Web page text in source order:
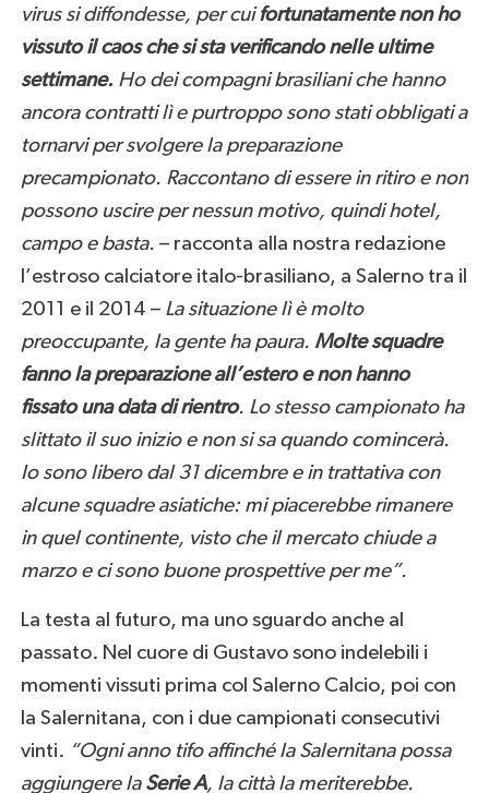
virus si diffondesse, per cuifortunatamente non ho
vissuto il caos che si sta verificando nelle ultime
settimane.Ho dei compagni brasiliani che hanno
ancora contratti lì e purtroppo sono stati obbligati a
tornarvi per svolgere la preparazione
precampionato. Raccontano di essere in ritiro e non
possono uscire per nessun motivo, quindi hotel,
campo e basta. – racconta alla nostra redazione
l’estroso calciatore italo-brasiliano, a Salerno tra il
2011 e il 2014 – La situazione lì è molto
preoccupante, la gente ha paura. Molte squadre
fanno la preparazione all’estero e non hanno
fissato una data di rientro. Lo stesso campionato ha
slittato il suo inizio e non si sa quando comincerà.
Io sono libero dal 31 dicembre e in trattativa con
alcune squadre asiatiche: mi piacerebbe rimanere
in quel continente, visto che il mercato chiude a
marzo e ci sono buone prospettive per me”.
La testa al futuro, ma uno sguardo anche al
passato. Nel cuore di Gustavo sono indelebili i
momenti vissuti prima col Salerno Calcio, poi con
la Salernitana, con i due campionati consecutivi
vinti. “Ogni anno tifo affinché la Salernitana possa
aggiungere la Serie A, la città la meriterebbe.